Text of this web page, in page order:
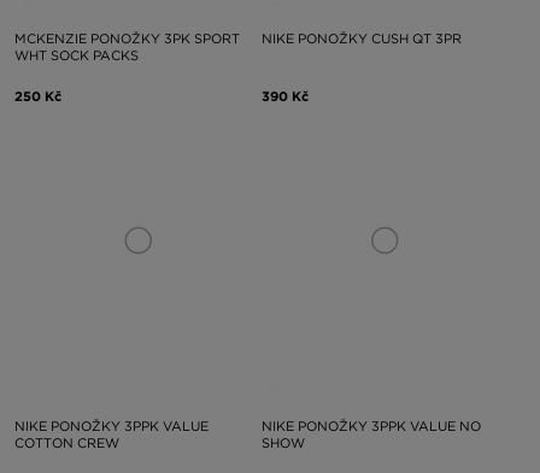
MCKENZIE PONOŽKY 3PK SPORT
WHT SOCK PACKS
250 Kč
NIKE PONOŽKY CUSH QT 3PR
390 Kč
NIKE PONOŽKY 3PPK VALUE
COTTON CREW
NIKE PONOŽKY 3PPK VALUE NO
SHOW